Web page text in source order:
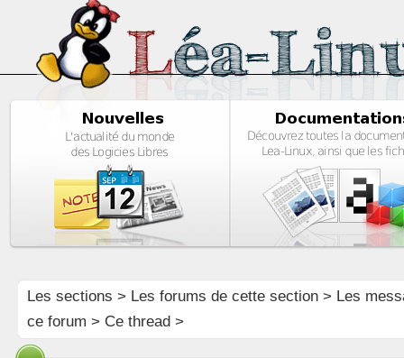
Les sections > Les forums de cette section> Les
ce forum > Ce thread >